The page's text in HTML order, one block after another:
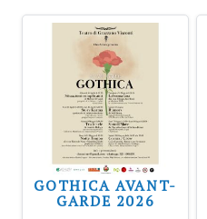
GOTHICA AVANT-
GARDE 2026